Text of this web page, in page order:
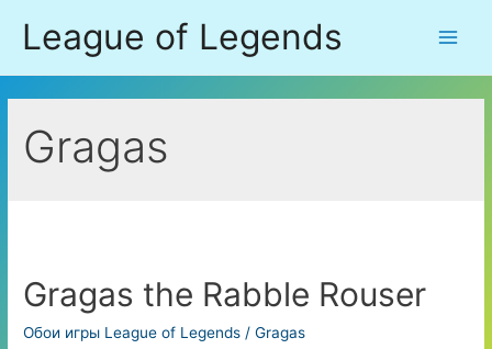
League of Legends
Gragas
Gragas the Rabble Rouser
Обои игры League of Legends /Gragas